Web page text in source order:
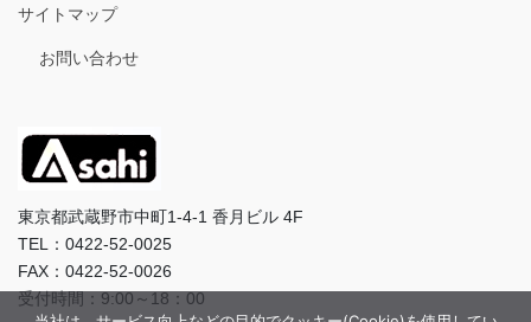
サイトマップ
お問い合わせ
東京都武蔵野市中町1-4-1 香月ビル 4F
TEL：0422-52-0025
FAX：0422-52-0026
受付時間：9:00～18：00